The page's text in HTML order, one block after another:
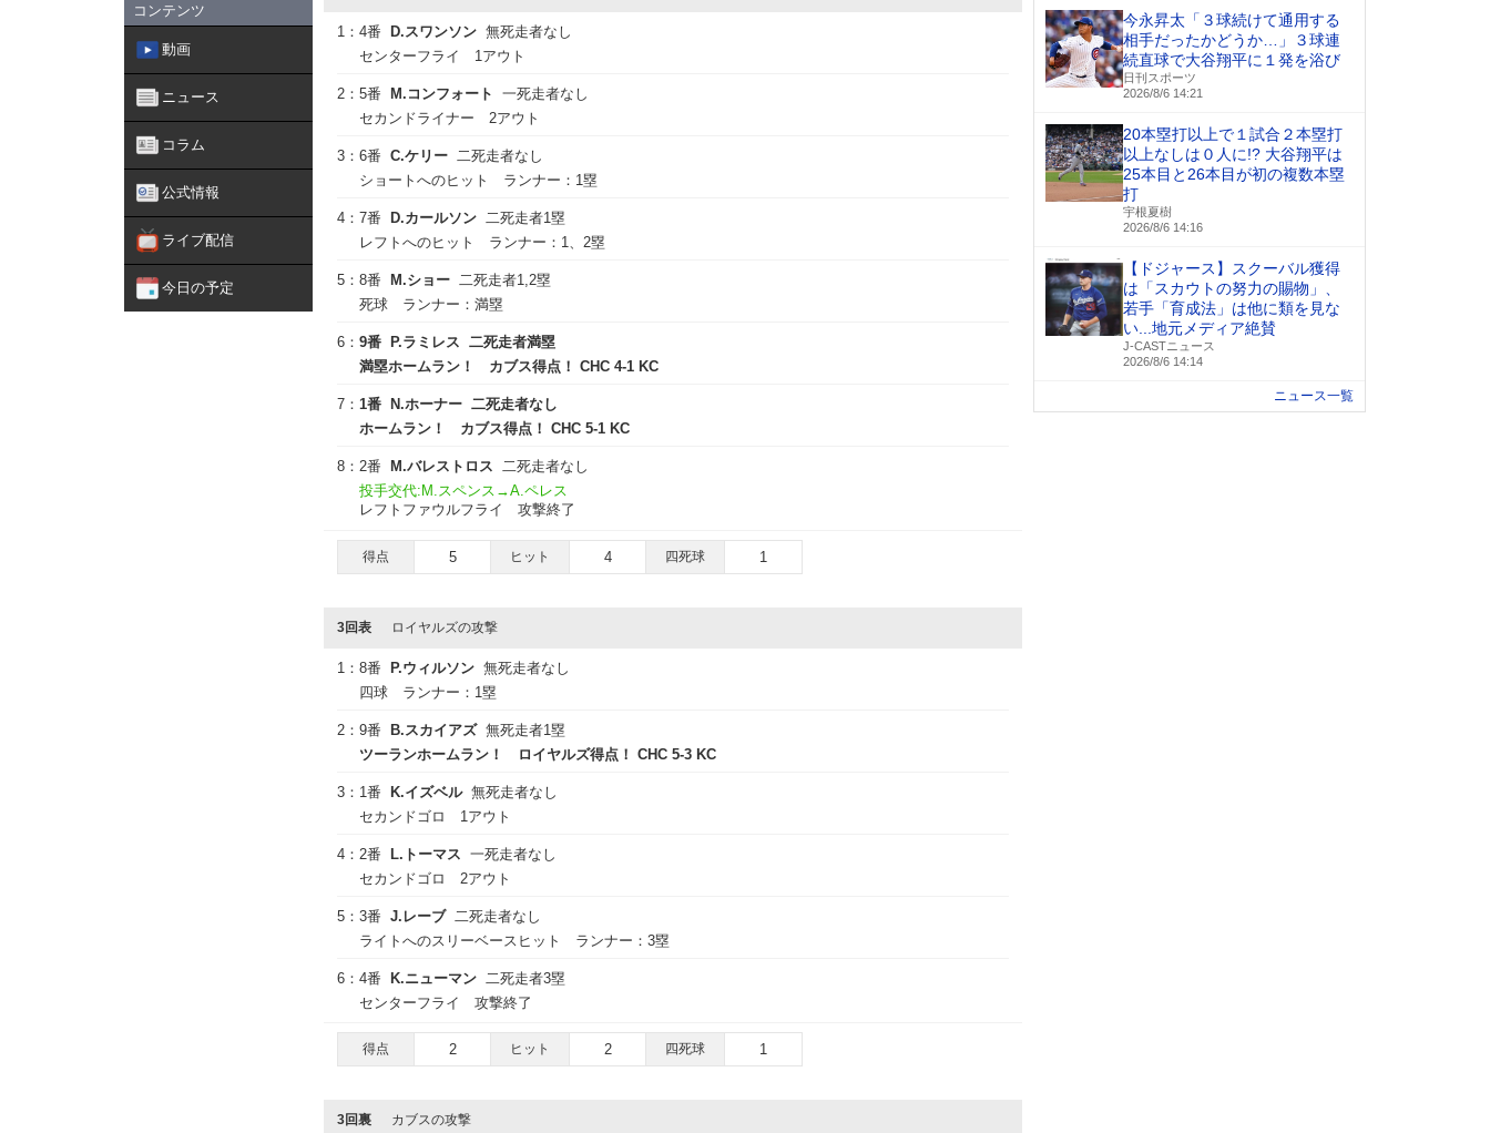
コンテンツ
動画
ニュース
コラム
公式情報
ライブ配信
今日の予定
1： 4番 D.スワンソン 無死走者なし
センターフライ 1アウト
2： 5番 M.コンフォート
一死走者なし
セカンドライナー 2アウト
3： 6番 C.ケリー 二死走者なし
ショートへのヒット ランナー：1塁
4： 7番 D.カールソン 二死走者1塁
レフトへのヒット ランナー：1、2塁
5： 8番 M.ショー 二死走者1,2塁
死球 ランナー：満塁
6： 9番 P.ラミレス 二死走者満塁
満塁ホームラン！ カブス得点！ CHC 4-1 KC
7： 1番 N.ホーナー 二死走者なし
ホームラン！ カブス得点！ CHC 5-1 KC
8： 2番 M.バレストロス 二死走者なし
投手交代:M.スペンス→A.ペレス
レフトファウルフライ 攻撃終了
得点 5 ヒット 4 四死球 1
3回表 ロイヤルズの攻撃
1： 8番 P.ウィルソン 無死走者なし
四球 ランナー：1塁
2： 9番 B.スカイアズ 無死走者1塁
ツーランホームラン！ ロイヤルズ得点！ CHC 5-3 KC
3： 1番 K.イズベル 無死走者なし
セカンドゴロ 1アウト
4： 2番 L.トーマス 一死走者なし
セカンドゴロ 2アウト
5： 3番 J.レーブ 二死走者なし
ライトへのスリーベースヒット ランナー：3塁
6： 4番 K.ニューマン 二死走者3塁
センターフライ 攻撃終了
得点 2 ヒット 2 四死球 1
3回裏 カブスの攻撃
今永昇太「３球続けて通用する
相手だったかどうか…」３球連
続直球で大谷翔平に１発を浴び
日刊スポーツ
2026/8/6 14:21
20本塁打以上で１試合２本塁打
以上なしは０人に!? 大谷翔平は
25本目と26本目が初の複数本塁
打
宇根夏樹
2026/8/6 14:16
【ドジャース】スクーバル獲得
は「スカウトの努力の賜物」、
若手「育成法」は他に類を見な
い...地元メディア絶賛
J-CASTニュース
2026/8/6 14:14
ニュース一覧